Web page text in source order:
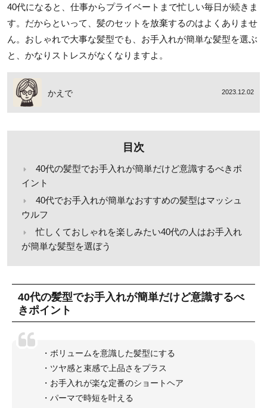
40代になると、仕事からプライベートまで忙しい毎日が続きま
す。だからといって、髪のセットを放棄するのはよくありませ
ん。おしゃれで大事な髪型でも、お手入れが簡単な髪型を選ぶ
と、かなりストレスがなくなりますよ。
かえで 2023.12.02
目次
40代の髪型でお手入れが簡単だけど意識するべきポ
イント
40代でお手入れが簡単なおすすめの髪型はマッシュ
ウルフ
忙しくておしゃれを楽しみたい40代の人はお手入れ
が簡単な髪型を選ぼう
40代の髪型でお手入れが簡単だけど意識するべ
きポイント
・ボリュームを意識した髪型にする
・ツヤ感と束感で上品さをプラス
・お手入れが楽な定番のショートヘア
・パーマで時短を叶える